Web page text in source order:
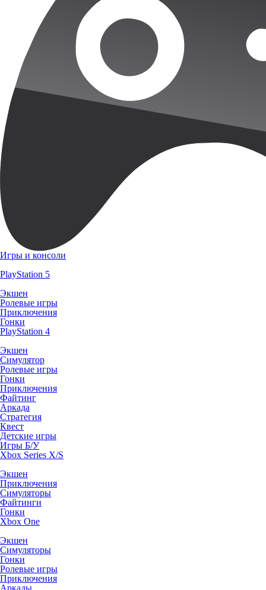
Игры и консоли
PlayStation 5
Экшен
Ролевые игры
Приключения
Гонки
PlayStation 4
Экшен
Симулятор
Ролевые игры
Гонки
Приключения
Файтинг
Аркада
Стратегия
Квест
Детские игры
Игры Б/У
Xbox Series X/S
Экшен
Приключения
Симуляторы
Файтинги
Гонки
Xbox One
Экшен
Симуляторы
Гонки
Ролевые игры
Приключения
Аркады